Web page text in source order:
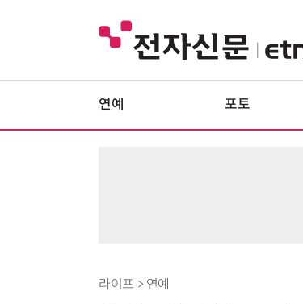
연예 포토
라이프 > 연예